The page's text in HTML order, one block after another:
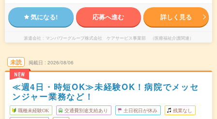
気になる! 応募へ進む 詳しく見る
派遣会社 マンパワーグループ株式会社 ケアサービス事業部 （医療福祉介護関連）
未読
NEW
掲載日 2026/08/06
≪週4日・時短OK≫未経験OK！病院でメッセ
ンジャー業務など！
職種未経験OK 交通費別途支給あり 土日祝日が休み 残業なし